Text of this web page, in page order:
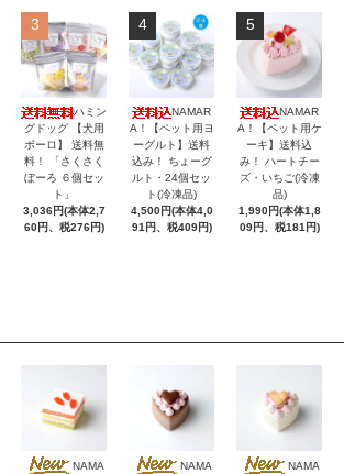
3
ハミン
グドッグ 【犬用
ボーロ】 送料無
料！ 「さくさく
ぼーろ ６個セッ
ト」
3,036円(本体2,7
60円、税276円)
4
NAMAR
A！【ペット用ヨ
ーグルト】送料
込み！ ちょーグ
ルト・24個セッ
ト(冷凍品)
4,500円(本体4,0
91円、税409円)
5
NAMAR
A！【ペット用ケ
ーキ】送料込
み！ ハートチー
ズ・いちご(冷凍
品)
1,990円(本体1,8
09円、税181円)
NAMA
NAMA
NAMA